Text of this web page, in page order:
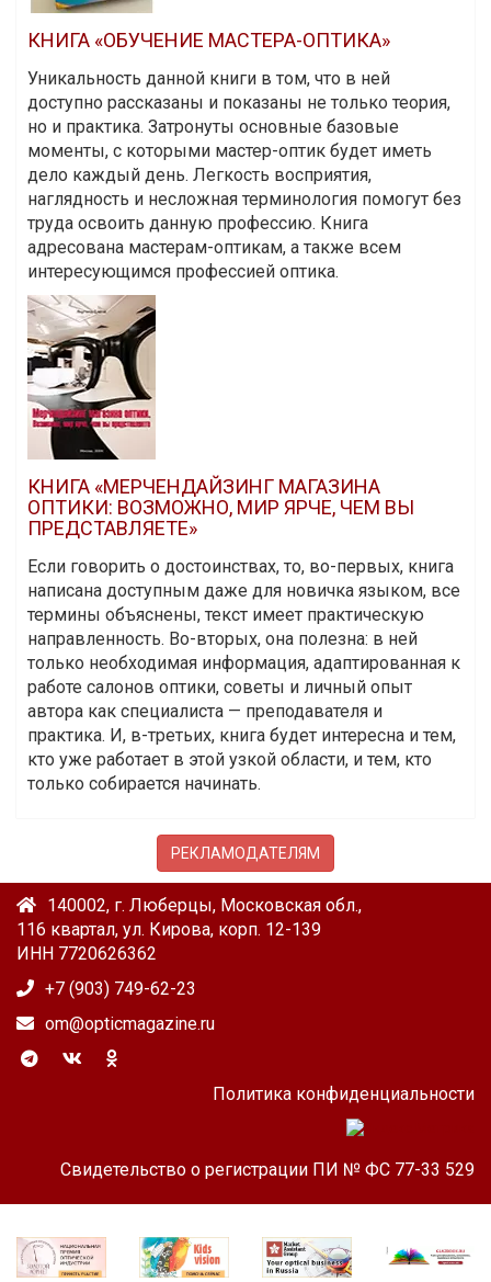
КНИГА «ОБУЧЕНИЕ МАСТЕРА-ОПТИКА»
Уникальность данной книги в том, что в ней
доступно рассказаны и показаны не только теория,
но и практика. Затронуты основные базовые
моменты, с которыми мастер-оптик будет иметь
дело каждый день. Легкость восприятия,
наглядность и несложная терминология помогут без
труда освоить данную профессию. Книга
адресована мастерам-оптикам, а также всем
интересующимся профессией оптика.
КНИГА «МЕРЧЕНДАЙЗИНГ МАГАЗИНА
ОПТИКИ: ВОЗМОЖНО, МИР ЯРЧЕ, ЧЕМ ВЫ
ПРЕДСТАВЛЯЕТЕ»
Если говорить о достоинствах, то, во-первых, книга
написана доступным даже для новичка языком, все
термины объяснены, текст имеет практическую
направленность. Во-вторых, она полезна: в ней
только необходимая информация, адаптированная к
работе салонов оптики, советы и личный опыт
автора как специалиста — преподавателя и
практика. И, в-третьих, книга будет интересна и тем,
кто уже работает в этой узкой области, и тем, кто
только собирается начинать.
РЕКЛАМОДАТЕЛЯМ
140002, г. Люберцы, Московская обл.,
116 квартал, ул. Кирова, корп. 12-139
ИНН 7720626362
+7 (903) 749-62-23
om@opticmagazine.ru
Политика конфиденциальности
Свидетельство о регистрации ПИ № ФС 77-33 529